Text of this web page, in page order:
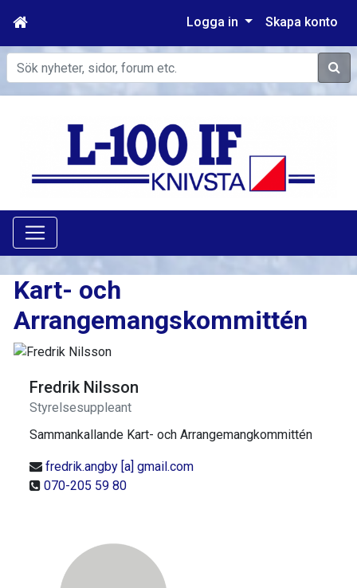
Logga in Skapa konto
Sök
Kart- och
Arrangemangskommittén
Fredrik Nilsson
Styrelsesuppleant
Sammankallande Kart- och Arrangemangkommittén
fredrik.angby [a] gmail.com
070-205 59 80